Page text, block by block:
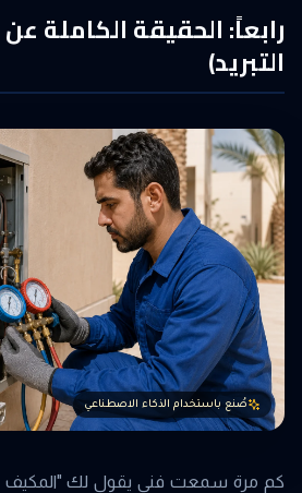
رابعاً: الحقيقة الكاملة
التبريد)
صُنع باستخدام الذكاء الاصطناعي
كم مرة سمعت فني يقول لك "المكيف